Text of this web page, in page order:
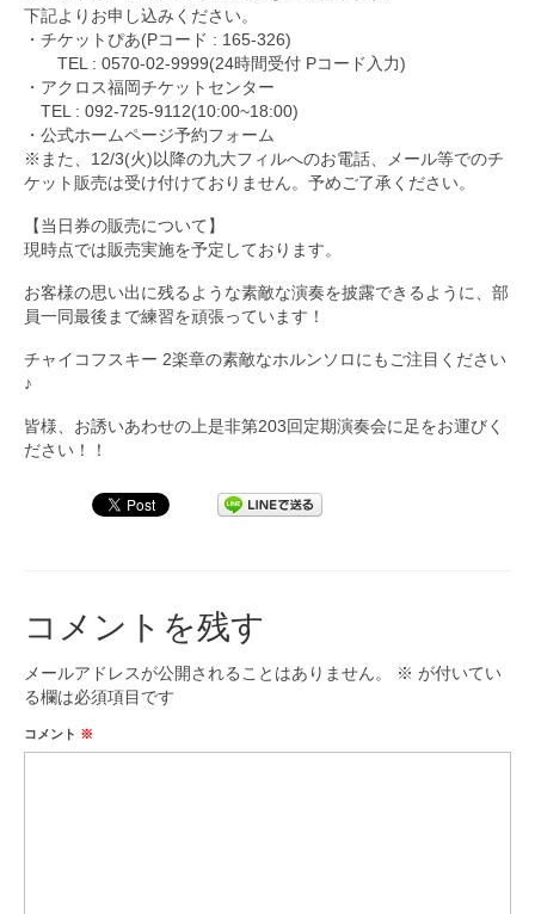
下記よりお申し込みください。
・チケットぴあ(Pコード : 165-326)
TEL : 0570-02-9999(24時間受付 Pコード入力)
・アクロス福岡チケットセンター
TEL : 092-725-9112(10:00~18:00)
・公式ホームページ予約フォーム
※また、12/3(火)以降の九大フィルへのお電話、メール等でのチ
ケット販売は受け付けておりません。予めご了承ください。
【当日券の販売について】
現時点では販売実施を予定しております。
お客様の思い出に残るような素敵な演奏を披露できるように、部
員一同最後まで練習を頑張っています！
チャイコフスキー 2楽章の素敵なホルンソロにもご注目ください
♪
皆様、お誘いあわせの上是非第203回定期演奏会に足をお運びく
ださい！！
コメントを残す
メールアドレスが公開されることはありません。 ※ が付いてい
る欄は必須項目です
コメント ※